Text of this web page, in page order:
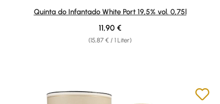
Durchschnittliche Bewertung von 4.85 von 5 Sternen
Quinta do Infantado White Port 19,5% vol. 0,75l
(15,87 € / 1 Liter)
Regulärer Preis:
11,90 €